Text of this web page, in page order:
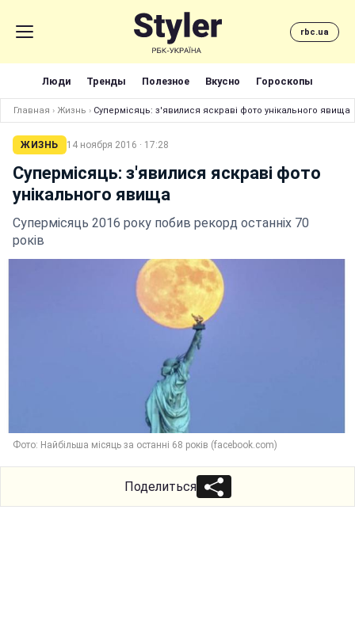
rbc.ua
Люди Тренды Полезное Вкусно Гороскопы
Главная › Жизнь › Супермісяць: з'явилися яскраві фото унікального явища
ЖИЗНЬ 14 ноября 2016 · 17:28
Супермісяць: з'явилися яскраві фото
унікального явища
Супермісяць 2016 року побив рекорд останніх 70
років
Фото: Найбільша місяць за останні 68 років (facebook.com)
Поделиться